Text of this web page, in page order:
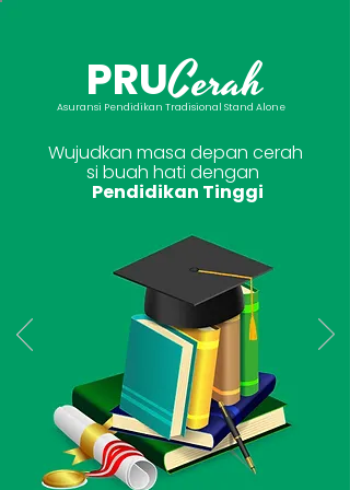
PRUCerah
Asuransi Pendidikan Tradisional Stand Alone
Wujudkan masa depan cerah
si buah hati dengan
Pendidikan Tinggi